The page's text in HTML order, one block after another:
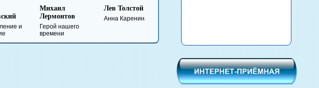
и
Михаил
Лермонтов
Герой нашего
времени
Лев Толстой
Анна Каренина